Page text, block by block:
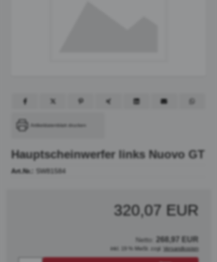
Artikeldatenblatt drucken
Hauptscheinwerfer links Nuovo GT
Art.Nr.: SW81584
320,07 EUR
Netto: 268,97 EUR
inkl. 19 % MwSt. zzgl. Versandkosten